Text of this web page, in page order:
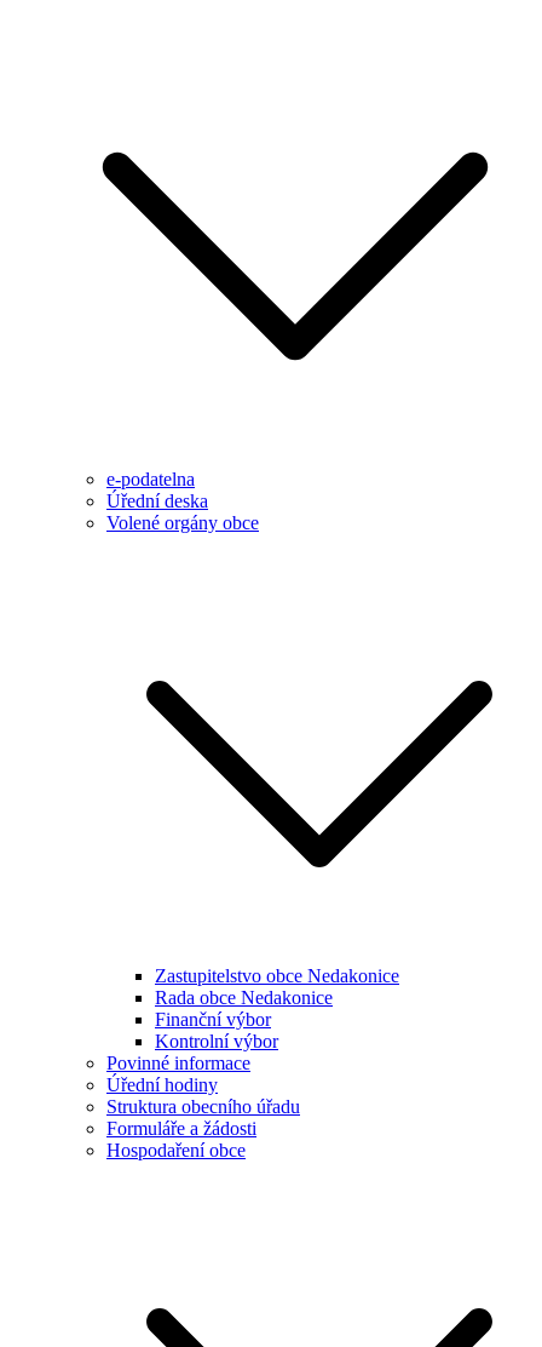
e-podatelna
Úřední deska
Volené orgány obce
Zastupitelstvo obce Nedakonice
Rada obce Nedakonice
Finanční výbor
Kontrolní výbor
Povinné informace
Úřední hodiny
Struktura obecního úřadu
Formuláře a žádosti
Hospodaření obce